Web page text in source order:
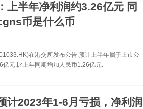
上半年净利润约3.26亿元 同
币是什么币
在港交所发布公告,预计上半年属于上市公
元,比上年同期增加人民币1.26亿元.
计2023年1-6月亏损，净利润